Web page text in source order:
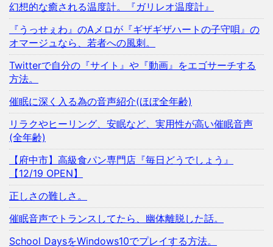
幻想的な癒される温度計。『ガリレオ温度計』
『うっせぇわ』のAメロが『ギザギザハートの子守唄』の
オマージュなら、若者への風刺。
Twitterで自分の『サイト』や『動画』をエゴサーチする
方法。
催眠に深く入る為の音声紹介(ほぼ全年齢)
リラクやヒーリング、安眠など、実用性が高い催眠音声
(全年齢)
【府中市】高級食パン専門店『毎日どうでしょう』
【12/19 OPEN】
正しさの難しさ。
催眠音声でトランスしてたら、幽体離脱した話。
School DaysをWindows10でプレイする方法。